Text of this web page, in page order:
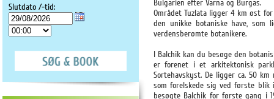
Slutdato /-tid:
Bulgarien efter Varna og Burgas.
Området Tuzlata ligger 4 km øst
den unikke botaniske have,
verdensberømte botanikere.
I Balchik kan du besøge den
er forenet i et arkitektonisk
Sortehavskyst. De ligger ca. 50
som forelskede sig ved første blik
besøgte Balchik for første gang i